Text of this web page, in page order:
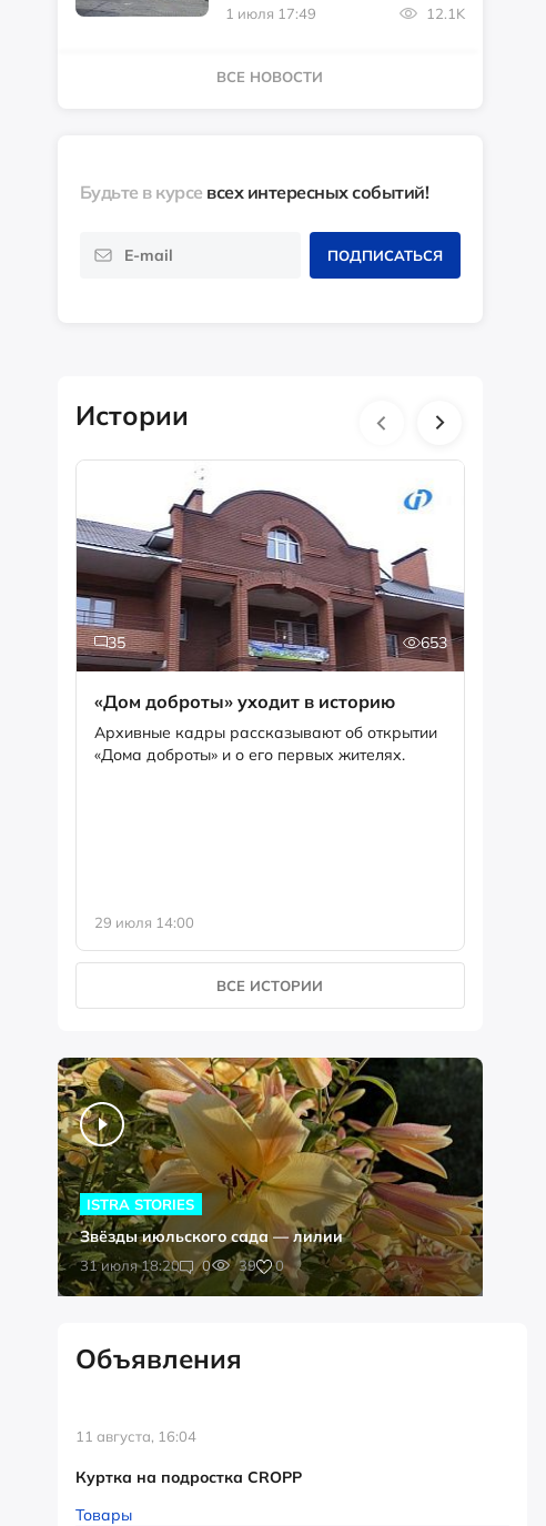
1 июля 17:49 12.1K
ВСЕ НОВОСТИ
Будьте в курсе всех интересных событий!
ПОДПИСАТЬСЯ
Истории
35 653
«Дом доброты» уходит в историю
Архивные кадры рассказывают об открытии
«Дома доброты» и о его первых жителях.
29 июля 14:00
ВСЕ ИСТОРИИ
31 июля 18:20 0 39 0
ISTRA STORIES
Звёзды июльского сада — лилии
Объявления
11 августа, 16:04
Куртка на подростка CROPP
Товары